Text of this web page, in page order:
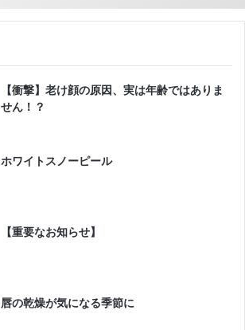
【衝撃】老け顔の原因、実は年齢ではありま
せん！？
ホワイトスノーピール
【重要なお知らせ】
唇の乾燥が気になる季節に